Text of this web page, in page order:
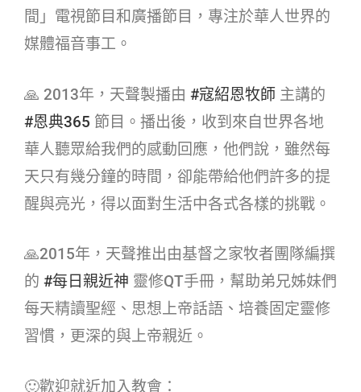
間」電視節目和廣播節目，專注於華人世界的
媒體福音事工。
🙏 2013年，天聲製播由 #寇紹恩牧師​ 主講的
#恩典365​ 節目。播出後，收到來自世界各地
華人聽眾給我們的感動回應，他們說，雖然每
天只有幾分鐘的時間，卻能帶給他們許多的提
醒與亮光，得以面對生活中各式各樣的挑戰。
🙏2015年，天聲推出由基督之家牧者團隊編撰
的 #每日親近神​ 靈修QT手冊，幫助弟兄姊妹們
每天精讀聖經、思想上帝話語、培養固定靈修
習慣，更深的與上帝親近。
🙂歡迎就近加入教會：